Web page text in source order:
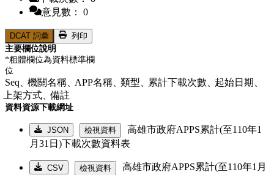
意見數： 0
DCAT 詞彙
列印
主要欄位說明
*粗體欄位為資料標準欄
位
Seq、機關名稱、APP名稱、類型、累計下載次數、起始日期、
上架方式、備註
資料資源下載網址
JSON 檢視資料
高雄市政府APPS累計(至110年1
月31日)下載次數資料表
CSV 檢視資料
高雄市政府APPS累計(至110年1月